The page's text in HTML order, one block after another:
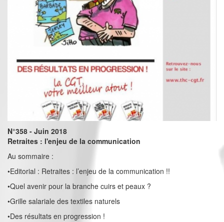
N°358 - Juin 2018
Retraites : l'enjeu de la communication
Au sommaire :
•Editorial : Retraites : l’enjeu de la communication !!
•Quel avenir pour la branche cuirs et peaux ?
•Grille salariale des textiles naturels
•Des résultats en progression !